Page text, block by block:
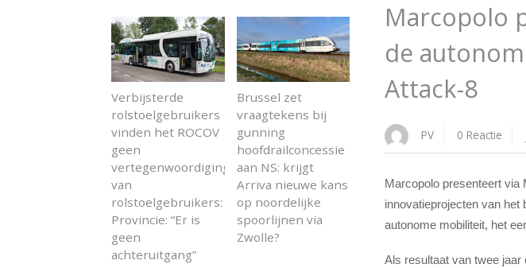
Marcopolo
de
Attack-8
PV 0 Reactie
Marcopolo presenteert via
innovatieprojecten van
autonome mobiliteit, het
Als resultaat van twee
Verbijsterde
rolstoelgebruikers
vinden het ROCOV
geen
vertegenwoordiging
van
rolstoelgebruikers:
Provincie: “Er is
geen
achteruitgang”
Brussel zet
vraagtekens bij
gunning
hoofdrailconcessie
aan NS: krijgt
Arriva nieuwe kans
op noordelijke
spoorlijnen via
Zwolle?